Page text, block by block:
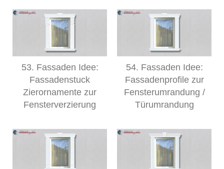
53. Fassaden Idee:
Fassadenstuck
Zierornamente zur
Fensterverzierung
54. Fassaden Idee:
Fassadenprofile zur
Fensterumrandung /
Türumrandung